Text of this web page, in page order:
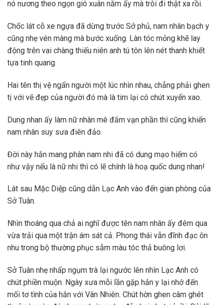
nó nương theo ngọn gió xuân năm ấy mà trôi đi thật xa rồi.
Chốc lát cỗ xe ngựa đã dừng trước Sở phủ, nam nhân bạch y
cũng nhẹ vén màng mà bước xuống. Làn tóc mỏng khẽ lay
động trên vai chàng thiếu niên anh tú tôn lên nét thanh khiết
tựa tinh quang.
Hai tên thị vệ ngẩn người một lúc nhìn nhau, chẳng phải ghen
tị với vẽ đẹp của người đó mà là tim lại có chút xuyến xao.
Dung nhan ấy làm nữ nhân mê đắm vạn phần thì cũng khiến
nam nhân suy sưa điên đảo.
Đời này hắn mang phân nam nhi đã có dung mạo hiếm có
như vậy nếu là nữ nhi thì có lẽ chính là hoạ quốc dung nhan!
Lát sau Mặc Diệp cũng dẫn Lạc Anh vào đến gian phòng của
Sở Tuân.
Nhìn thoáng qua chả ai nghĩ được tên nam nhân ấy đêm qua
vừa trải qua một trận ám sát cả. Phong thái vẫn đĩnh đạc ôn
nhu trong bộ thường phục sẫm màu tóc thả buông lơi.
Sở Tuân nhẹ nhấp ngụm trà lại ngước lên nhìn Lạc Anh có
chút phiền muộn. Ngày xưa mỗi lần gặp hắn y lại nhớ đến
mối tơ tình của hắn với Vân Nhiên. Chút hờn ghen câm ghét